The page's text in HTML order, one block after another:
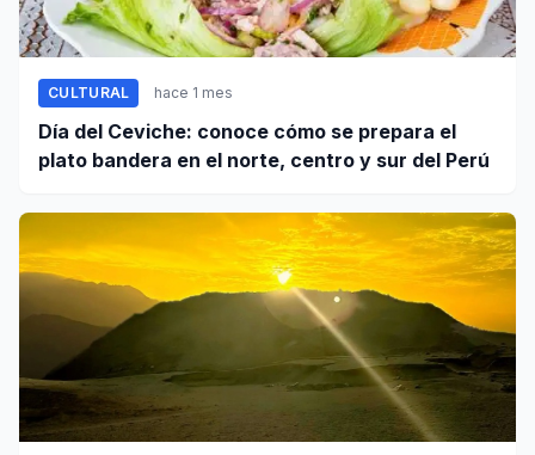
CULTURAL hace 1 mes
Día del Ceviche: conoce cómo se prepara el
plato bandera en el norte, centro y sur del Perú